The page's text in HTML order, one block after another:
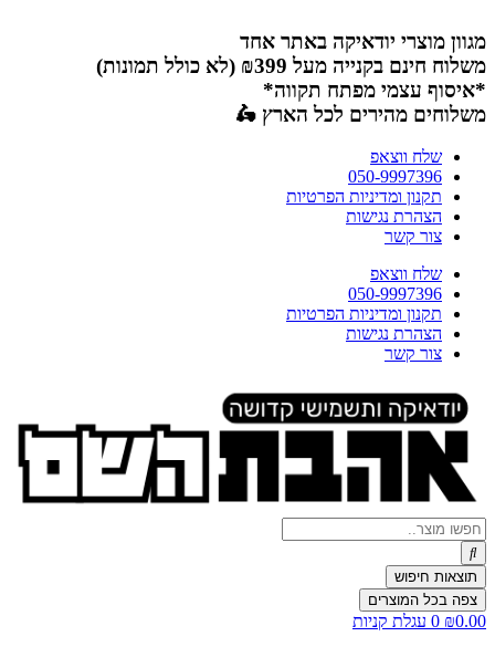
לתוכן
מגוון מוצרי יודאיקה באתר אחד
משלוח חינם בקנייה מעל ₪399 (לא כולל תמונות)
*איסוף עצמי מפתח תקווה*
משלוחים מהירים לכל הארץ 🛵
שלח ווצאפ
050-9997396
תקנון ומדיניות הפרטיות
הצהרת נגישות
צור קשר
שלח ווצאפ
050-9997396
תקנון ומדיניות הפרטיות
הצהרת נגישות
צור קשר
Search
...
תוצאות חיפוש
צפה בכל המוצרים
₪0.00
0 עגלת קניות